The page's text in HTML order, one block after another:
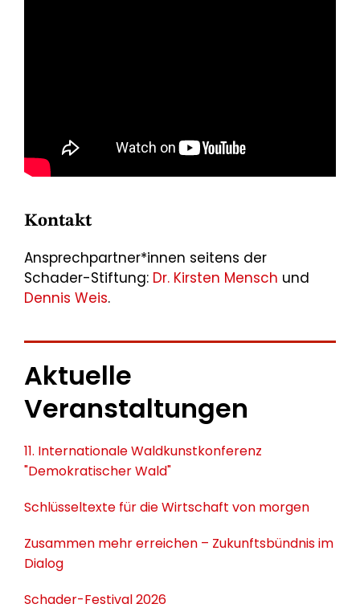
Kontakt
Ansprechpartner*innen seitens der
Schader-Stiftung: Dr. Kirsten Mensch und
Dennis Weis.
Aktuelle
Veranstaltungen
11. Internationale Waldkunstkonferenz
"Demokratischer Wald"
Schlüsseltexte für die Wirtschaft von morgen
Zusammen mehr erreichen – Zukunftsbündnis im
Dialog
Schader-Festival 2026